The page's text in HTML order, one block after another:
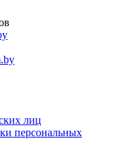
лиц
персональных